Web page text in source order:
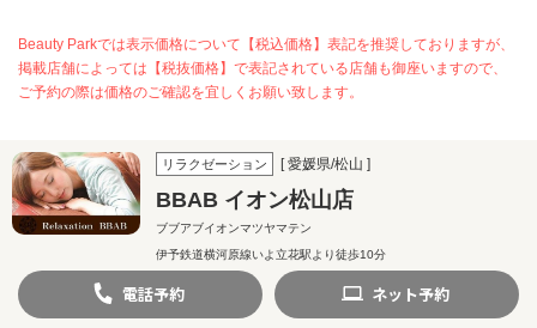
Beauty Parkでは表示価格について【税込価格】表記を推奨しておりますが、
掲載店舗によっては【税抜価格】で表記されている店舗も御座いますので、
ご予約の際は価格のご確認を宜しくお願い致します。
リラクゼーション [ 愛媛県/松山 ]
BBAB イオン松山店
ブブアブイオンマツヤマテン
伊予鉄道横河原線いよ立花駅より徒歩10分
電話予約 ネット予約